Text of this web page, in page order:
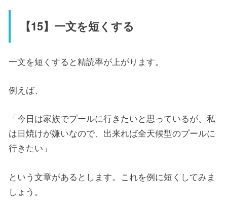
【15】一文を短くする
一文を短くすると精読率が上がります。
例えば、
「今日は家族でプールに行きたいと思っているが、私
は日焼けが嫌いなので、出来れば全天候型のプールに
行きたい」
という文章があるとします。これを例に短くしてみま
しょう。